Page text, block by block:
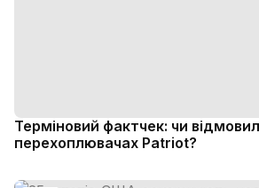
Терміновий фактчек: чи
перехоплювачах Patriot?